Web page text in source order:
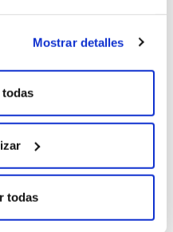
Mostrar detalles
todas
al tiempo que
de envolver este
y decorarlas a
y pronto, durante
cenas o comidas
tendremos en cuenta
como un elemento